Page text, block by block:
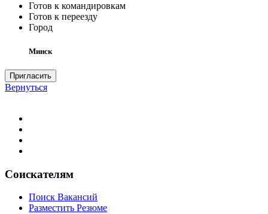
Готов к командировкам
Готов к переезду
Город
Минск
Пригласить
Вернуться
Соискателям
Поиск Вакансий
Разместить Резюме